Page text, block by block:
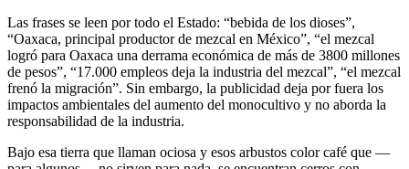
Las frases se leen por todo el Estado: “bebida de los dioses”,
“Oaxaca, principal productor de mezcal en México”, “el mezcal
logró para Oaxaca una derrama económica de más de 3800 millones
de pesos”, “17.000 empleos deja la industria del mezcal”, “el mezcal
frenó la migración”. Sin embargo, la publicidad deja por fuera los
impactos ambientales del aumento del monocultivo y no aborda la
responsabilidad de la industria.
Bajo esa tierra que llaman ociosa y esos arbustos color café que —